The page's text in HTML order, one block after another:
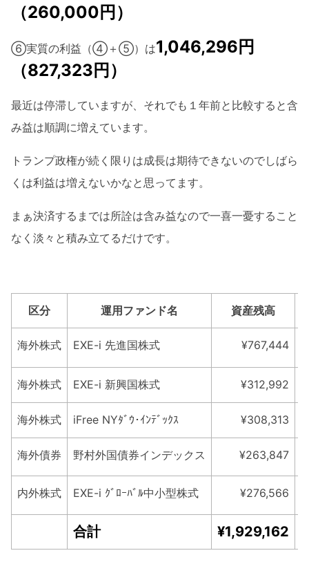
（260,000円）
⑥実質の利益（④＋⑤）は1,046,296円
（827,323円）
最近は停滞していますが、それでも１年前と比較すると含
み益は順調に増えています。
トランプ政権が続く限りは成長は期待できないのでしばら
くは利益は増えないかなと思ってます。
まぁ決済するまでは所詮は含み益なので一喜一憂すること
なく淡々と積み立てるだけです。
区分 運用ファンド名 資産残高
海外株式 EXE-i 先進国株式 ¥767,444
海外株式 EXE-i 新興国株式 ¥312,992
海外株式 iFree NYﾀﾞｳ･ｲﾝﾃﾞｯｸｽ ¥308,313
海外債券 野村外国債券インデックス ¥263,847
内外株式 EXE-i ｸﾞﾛｰﾊﾞﾙ中小型株式 ¥276,566
合計 ¥1,929,162